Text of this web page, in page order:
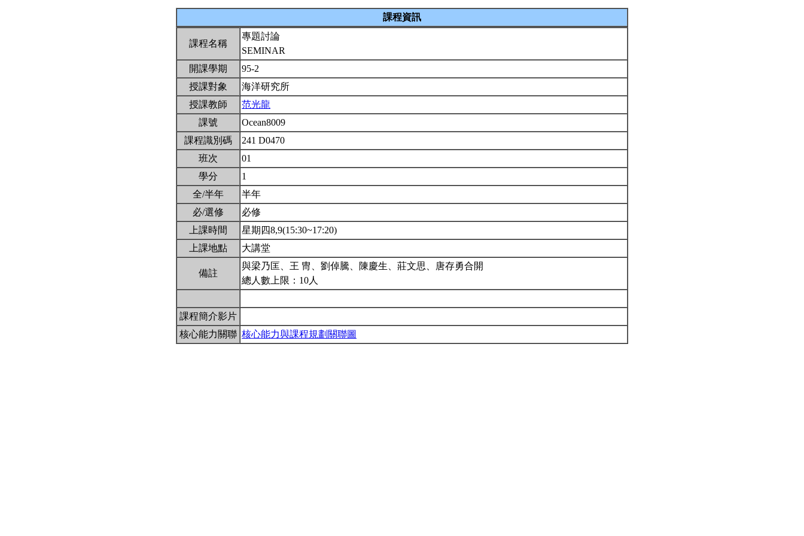
課程資訊
課程名稱
專題討論
SEMINAR
開課學期
95-2
授課對象
海洋研究所
授課教師
范光龍
課號
Ocean8009
課程識別碼
241 D0470
班次
01
學分
1
全/半年
半年
必/選修
必修
上課時間
星期四8,9(15:30~17:20)
上課地點
大講堂
備註
與梁乃匡、王 冑、劉倬騰、陳慶生、莊文思、唐存勇合開
總人數上限：10人
課程簡介影片
核心能力關聯 核心能力與課程規劃關聯圖